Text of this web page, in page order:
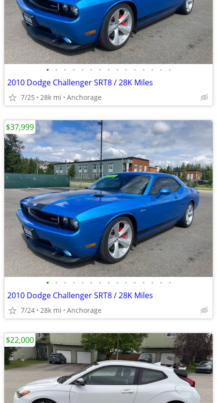
• • • • • • • • • • • • • • •
2010 Dodge Challenger SRT8 / 28K Miles
7/25 28k mi Anchorage
• • • • • • • • • • • • • • •
2010 Dodge Challenger SRT8 / 28K Miles
7/24 28k mi Anchorage
$37,999
$22,000